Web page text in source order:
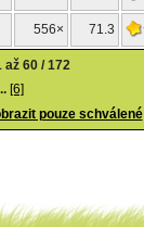
556× 71.3
60 / 172
.. [6]
pouze schválené